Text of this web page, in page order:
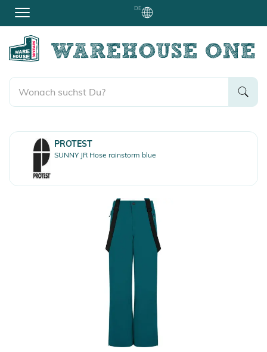
DE
PROTEST
SUNNY JR Hose rainstorm blue